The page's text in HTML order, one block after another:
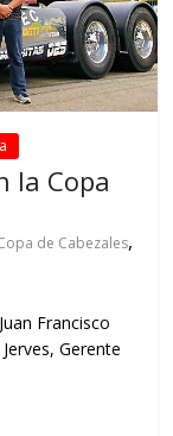
la Copa
de Cabezales,
Francisco
Gerente